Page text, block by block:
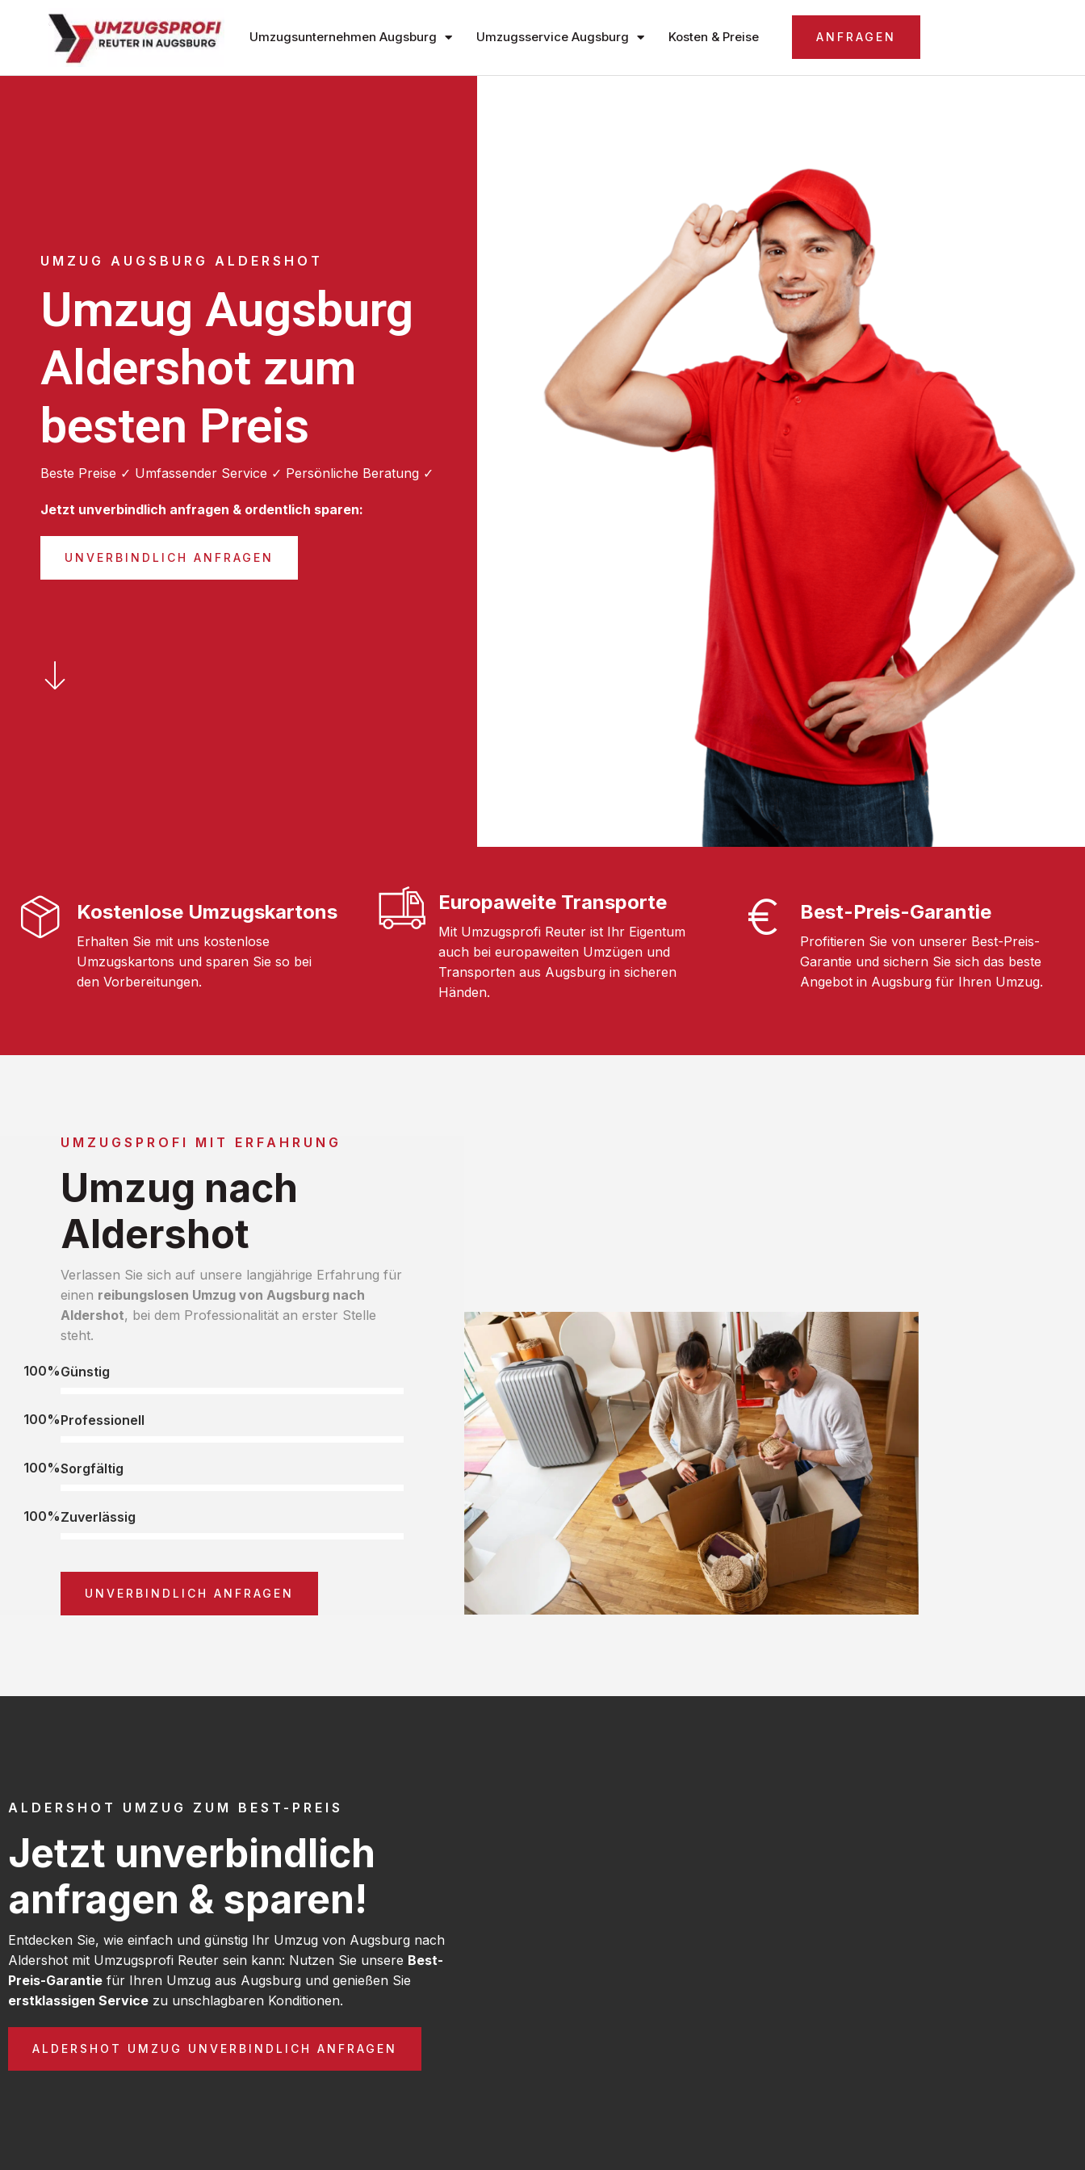
Umzugsunternehmen Augsburg Umzugsservice Augsburg Kosten & Preise ANFRAGEN
UMZUG AUGSBURG ALDERSHOT
Umzug Augsburg
Aldershot zum
besten Preis
Beste Preise ✓ Umfassender Service ✓ Persönliche Beratung ✓
Jetzt unverbindlich anfragen & ordentlich sparen:
UNVERBINDLICH ANFRAGEN
Kostenlose Umzugskartons
Erhalten Sie mit uns kostenlose
Umzugskartons und sparen Sie so bei
den Vorbereitungen.
Europaweite Transporte
Mit Umzugsprofi Reuter ist Ihr Eigentum
auch bei europaweiten Umzügen und
Transporten aus Augsburg in sicheren
Händen.
Best-Preis-Garantie
Profitieren Sie von unserer Best-Preis-
Garantie und sichern Sie sich das beste
Angebot in Augsburg für Ihren Umzug.
UMZUGSPROFI MIT ERFAHRUNG
Umzug nach
Aldershot
Verlassen Sie sich auf unsere langjährige Erfahrung für
einen reibungslosen Umzug von Augsburg nach
Aldershot, bei dem Professionalität an erster Stelle
steht.
Günstig
100%
Professionell
100%
Sorgfältig
100%
Zuverlässig
100%
UNVERBINDLICH ANFRAGEN
ALDERSHOT UMZUG ZUM BEST-PREIS
Jetzt unverbindlich
anfragen & sparen!
Entdecken Sie, wie einfach und günstig Ihr Umzug von Augsburg nach
Aldershot mit Umzugsprofi Reuter sein kann: Nutzen Sie unsere Best-
Preis-Garantie für Ihren Umzug aus Augsburg und genießen Sie
erstklassigen Service zu unschlagbaren Konditionen.
ALDERSHOT UMZUG UNVERBINDLICH ANFRAGEN